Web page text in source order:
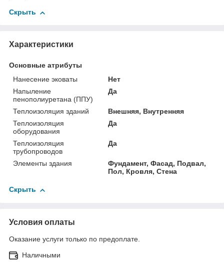
Скрыть
Характеристики
Основные атрибуты
Нанесение эковаты
Нет
Напыление
пенополиуретана (ППУ)
Да
Теплоизоляция зданий
Внешняя, Внутренняя
Теплоизоляция
оборудования
Да
Теплоизоляция
трубопроводов
Да
Элементы здания
Фундамент, Фасад, Подвал,
Пол, Кровля, Стена
Скрыть
Условия оплаты
Оказание услуги только по предоплате.
Наличными